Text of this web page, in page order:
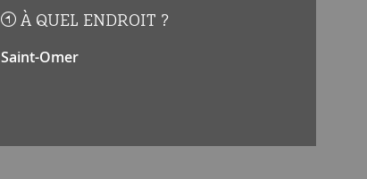
À QUEL ENDROIT ?
Saint-Omer